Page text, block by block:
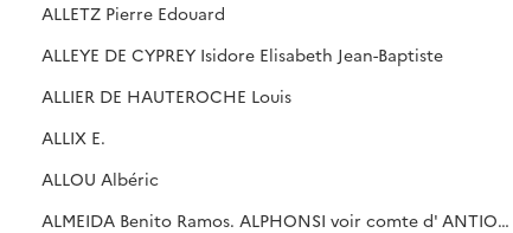
ALLETZ Pierre Edouard
ALLEYE DE CYPREY Isidore Elisabeth Jean-Baptiste
ALLIER DE HAUTEROCHE Louis
ALLIX E.
ALLOU Albéric
ALMEIDA Benito Ramos. ALPHONSI voir comte d' ANTIOCHE